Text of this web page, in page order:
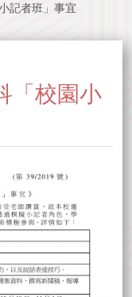
記者班」事宜
「校園小